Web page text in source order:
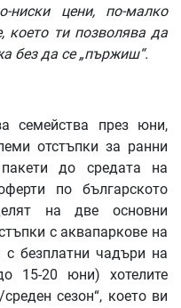
-ниски цени, по-малко
, което ти позволява да
без да се„пържиш“.
семейства през юни,
отстъпки за ранни
до средата на
по българското
на две основни
с аквапаркове на
безплатни чадъри на
15-20 юни) хотелите
сезон“, което ви